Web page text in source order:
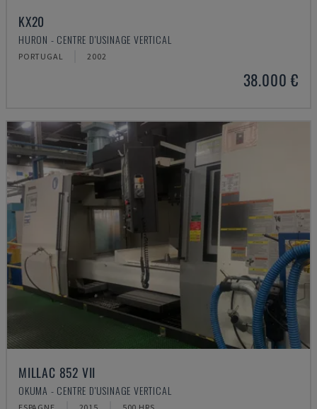
KX20
HURON - CENTRE D'USINAGE VERTICAL
PORTUGAL 2002
38.000 €
MILLAC 852 VII
OKUMA - CENTRE D'USINAGE VERTICAL